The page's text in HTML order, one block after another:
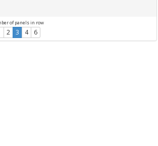
of panels in row
2 3 4 6